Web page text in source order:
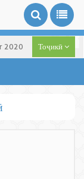
2020 Тоҷикӣ